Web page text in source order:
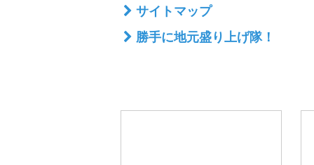
サイトマップ
勝手に地元盛り上げ隊！